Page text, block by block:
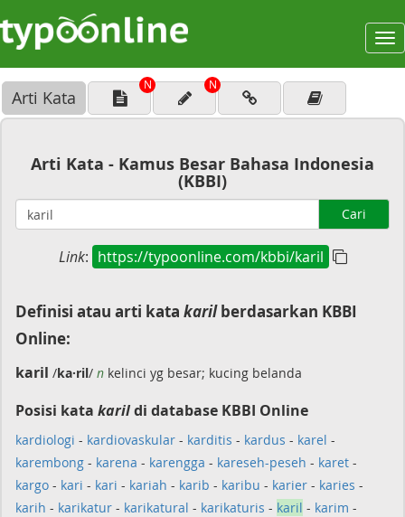
Arti Kata
N N
Arti Kata - Kamus Besar Bahasa Indonesia
(KBBI)
Cari
Link: https://typoonline.com/kbbi/karil
Definisi atau arti kata karilberdasarkan KBBI
Online:
karil /ka·ril/ n kelinci yg besar; kucing belanda
Posisi kata karildi database KBBI Online
kardiologi - kardiovaskular - karditis - kardus - karel -
karembong - karena - karengga - kareseh-peseh - karet -
kargo - kari - kari - kariah - karib - karibu - karier - karies -
karih - karikatur - karikatural - karikaturis - karil - karim -